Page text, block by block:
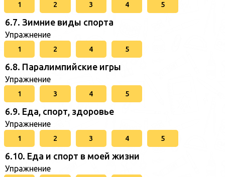
1 2 3 4 5
6.7. Зимние виды спорта
Упражнение
1 2 4 5
6.8. Паралимпийские игры
Упражнение
1 3 4 5
6.9. Еда, спорт, здоровье
Упражнение
1 2 3 4 5
6.10. Еда и спорт в моей жизни
Упражнение